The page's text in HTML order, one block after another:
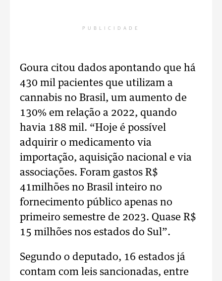
PUBLICIDADE
Goura citou dados apontando que há
430 mil pacientes que utilizam a
cannabis no Brasil, um aumento de
130% em relação a 2022, quando
havia 188 mil. “Hoje é possível
adquirir o medicamento via
importação, aquisição nacional e via
associações. Foram gastos R$
41milhões no Brasil inteiro no
fornecimento público apenas no
primeiro semestre de 2023. Quase R$
15 milhões nos estados do Sul”.
Segundo o deputado, 16 estados já
contam com leis sancionadas, entre